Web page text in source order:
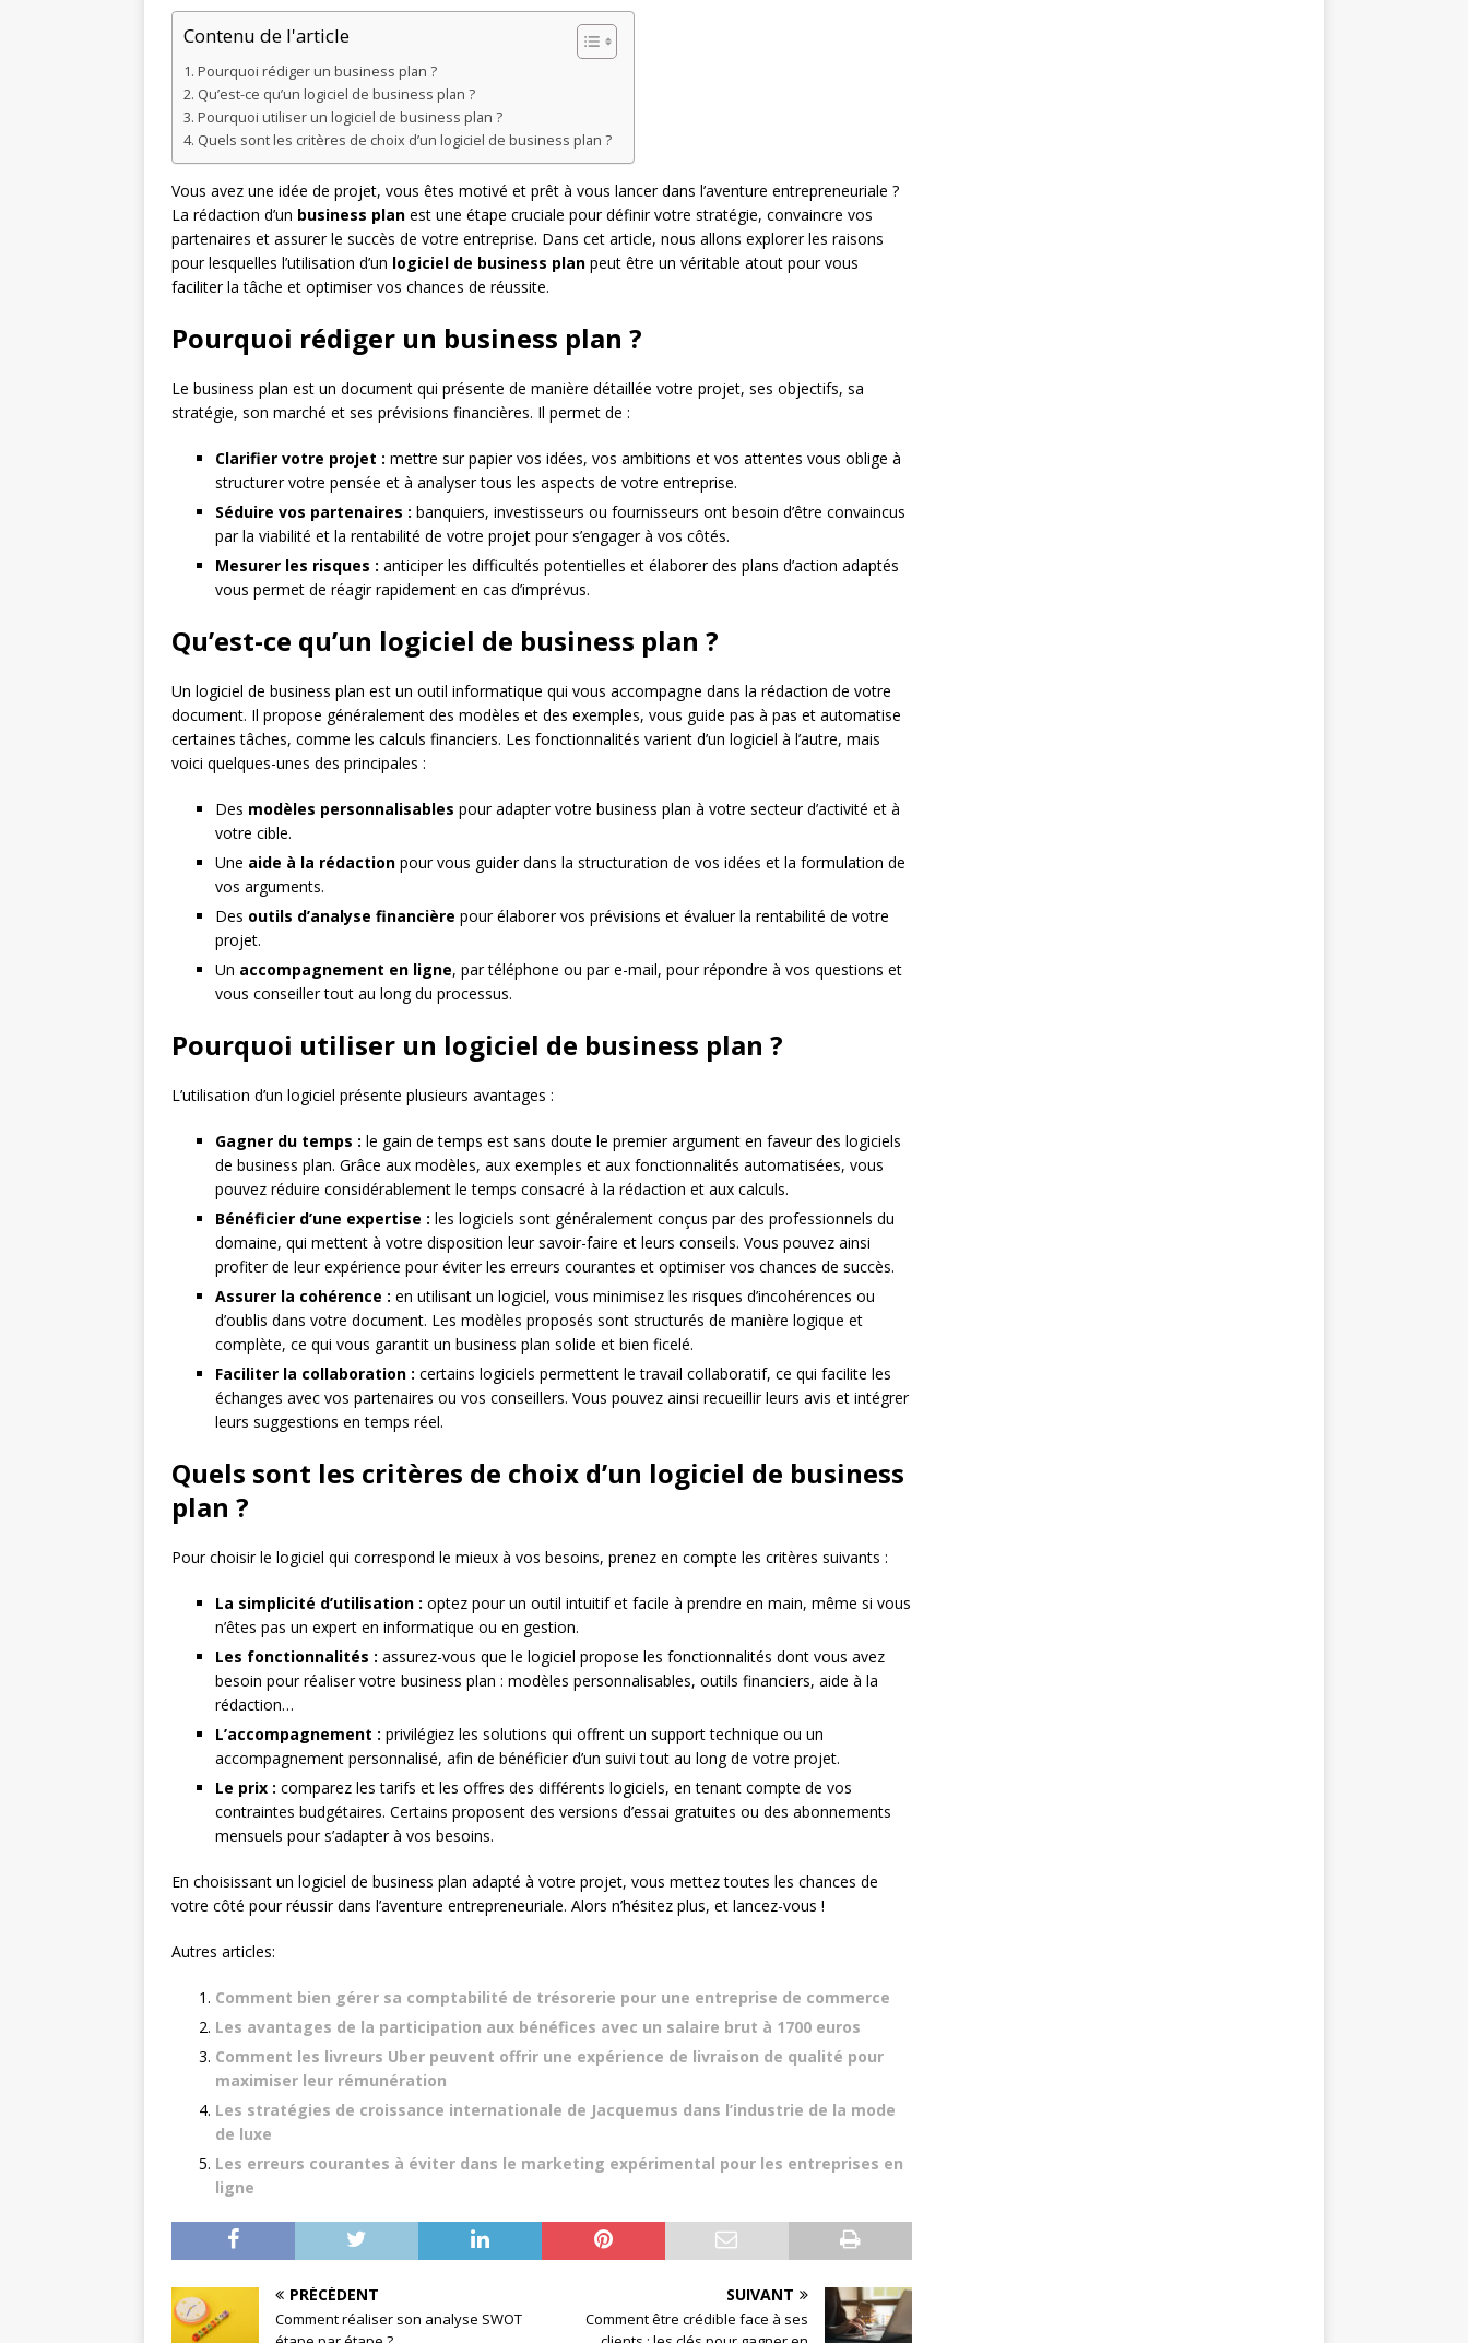
Contenu de l'article
Pourquoi rédiger un business plan ?
Qu’est-ce qu’un logiciel de business plan ?
Pourquoi utiliser un logiciel de business plan ?
Quels sont les critères de choix d’un logiciel de business plan ?
Vous avez une idée de projet, vous êtes motivé et prêt à vous lancer dans l’aventure entrepreneuriale ?
La rédaction d’un business plan est une étape cruciale pour définir votre stratégie, convaincre vos
partenaires et assurer le succès de votre entreprise. Dans cet article, nous allons explorer les raisons
pour lesquelles l’utilisation d’un logiciel de business plan peut être un véritable atout pour vous
faciliter la tâche et optimiser vos chances de réussite.
Pourquoi rédiger un business plan ?
Le business plan est un document qui présente de manière détaillée votre projet, ses objectifs, sa
stratégie, son marché et ses prévisions financières. Il permet de :
Clarifier votre projet : mettre sur papier vos idées, vos ambitions et vos attentes vous oblige à
structurer votre pensée et à analyser tous les aspects de votre entreprise.
Séduire vos partenaires : banquiers, investisseurs ou fournisseurs ont besoin d’être convaincus
par la viabilité et la rentabilité de votre projet pour s’engager à vos côtés.
Mesurer les risques : anticiper les difficultés potentielles et élaborer des plans d’action adaptés
vous permet de réagir rapidement en cas d’imprévus.
Qu’est-ce qu’un logiciel de business plan ?
Un logiciel de business plan est un outil informatique qui vous accompagne dans la rédaction de votre
document. Il propose généralement des modèles et des exemples, vous guide pas à pas et automatise
certaines tâches, comme les calculs financiers. Les fonctionnalités varient d’un logiciel à l’autre, mais
voici quelques-unes des principales :
Des modèles personnalisables pour adapter votre business plan à votre secteur d’activité et à
votre cible.
Une aide à la rédaction pour vous guider dans la structuration de vos idées et la formulation de
vos arguments.
Des outils d’analyse financière pour élaborer vos prévisions et évaluer la rentabilité de votre
projet.
Un accompagnement en ligne, par téléphone ou par e-mail, pour répondre à vos questions et
vous conseiller tout au long du processus.
Pourquoi utiliser un logiciel de business plan ?
L’utilisation d’un logiciel présente plusieurs avantages :
Gagner du temps : le gain de temps est sans doute le premier argument en faveur des logiciels
de business plan. Grâce aux modèles, aux exemples et aux fonctionnalités automatisées, vous
pouvez réduire considérablement le temps consacré à la rédaction et aux calculs.
Bénéficier d’une expertise : les logiciels sont généralement conçus par des professionnels du
domaine, qui mettent à votre disposition leur savoir-faire et leurs conseils. Vous pouvez ainsi
profiter de leur expérience pour éviter les erreurs courantes et optimiser vos chances de succès.
Assurer la cohérence : en utilisant un logiciel, vous minimisez les risques d’incohérences ou
d’oublis dans votre document. Les modèles proposés sont structurés de manière logique et
complète, ce qui vous garantit un business plan solide et bien ficelé.
Faciliter la collaboration : certains logiciels permettent le travail collaboratif, ce qui facilite les
échanges avec vos partenaires ou vos conseillers. Vous pouvez ainsi recueillir leurs avis et intégrer
leurs suggestions en temps réel.
Quels sont les critères de choix d’un logiciel de business
plan ?
Pour choisir le logiciel qui correspond le mieux à vos besoins, prenez en compte les critères suivants :
La simplicité d’utilisation : optez pour un outil intuitif et facile à prendre en main, même si vous
n’êtes pas un expert en informatique ou en gestion.
Les fonctionnalités : assurez-vous que le logiciel propose les fonctionnalités dont vous avez
besoin pour réaliser votre business plan : modèles personnalisables, outils financiers, aide à la
rédaction…
L’accompagnement : privilégiez les solutions qui offrent un support technique ou un
accompagnement personnalisé, afin de bénéficier d’un suivi tout au long de votre projet.
Le prix : comparez les tarifs et les offres des différents logiciels, en tenant compte de vos
contraintes budgétaires. Certains proposent des versions d’essai gratuites ou des abonnements
mensuels pour s’adapter à vos besoins.
En choisissant un logiciel de business plan adapté à votre projet, vous mettez toutes les chances de
votre côté pour réussir dans l’aventure entrepreneuriale. Alors n’hésitez plus, et lancez-vous !
Autres articles:
Comment bien gérer sa comptabilité de trésorerie pour une entreprise de commerce
Les avantages de la participation aux bénéfices avec un salaire brut à 1700 euros
Comment les livreurs Uber peuvent offrir une expérience de livraison de qualité pour
maximiser leur rémunération
Les stratégies de croissance internationale de Jacquemus dans l’industrie de la mode
de luxe
Les erreurs courantes à éviter dans le marketing expérimental pour les entreprises en
ligne
PRÉCÉDENT
Comment réaliser son analyse SWOT
SUIVANT
Comment être crédible face à ses